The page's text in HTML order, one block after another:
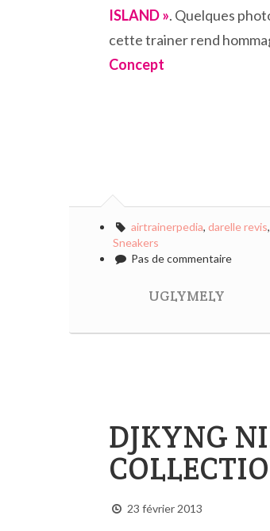
ISLAND ». Quelques
cette trainer rend
Concept
airtrainerpedia, darelle revis,
Sneakers
Pas de commentaire
UGLYMELY
DJKYNG
23 février 2013